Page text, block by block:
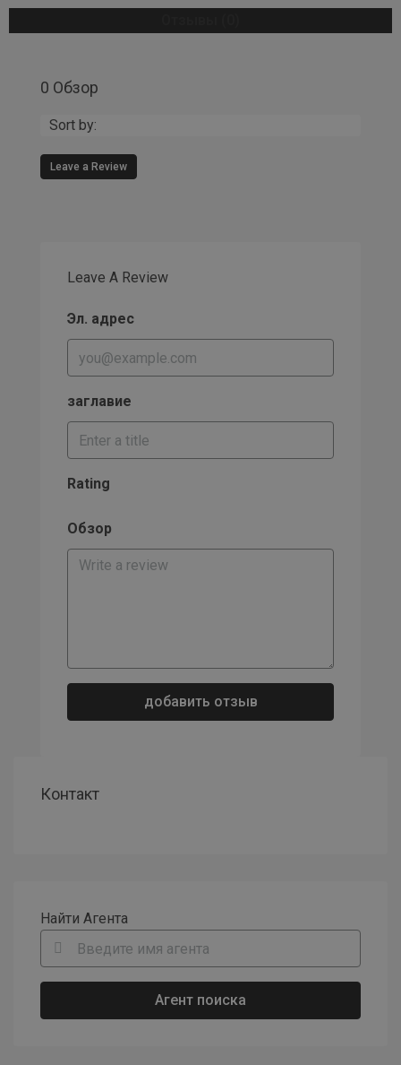
Отзывы (0)
0 Обзор
Sort by:
Эл. адрес
заглавие
Обзор
Найти Агента